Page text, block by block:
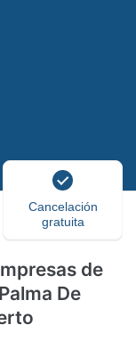
Cancelación
gratuita
de
De